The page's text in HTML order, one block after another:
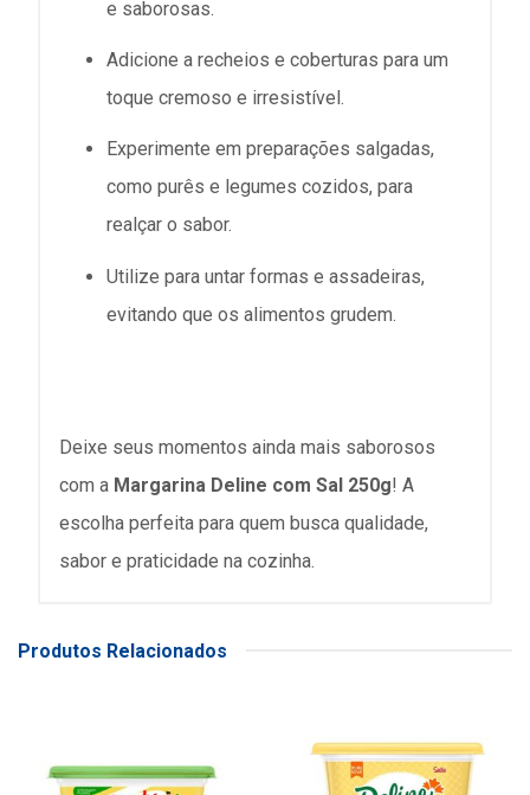
e saborosas.
Adicione a recheios e coberturas para um
toque cremoso e irresistível.
Experimente em preparações salgadas,
como purês e legumes cozidos, para
realçar o sabor.
Utilize para untar formas e assadeiras,
evitando que os alimentos grudem.
Deixe seus momentos ainda mais saborosos
com a Margarina Deline com Sal 250g! A
escolha perfeita para quem busca qualidade,
sabor e praticidade na cozinha.
Produtos Relacionados